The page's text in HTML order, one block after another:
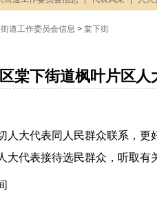
街道工作委员会信息 > 棠下街
棠下街道枫叶片区人
人大代表同人民群众联系，更
大代表接待选民群众，听取有